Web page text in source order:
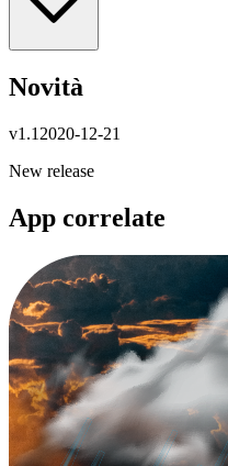
Novità
v1.1 2020-12-21
New release
App correlate